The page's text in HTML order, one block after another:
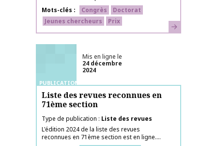
Mots-clés
Congrès
Doctorat
Jeunes chercheurs
Prix En savoir plus
PUBLICATIONS
Mis en ligne le
24 décembre
2024
Liste des revues reconnues en
71ème section
Type de publication
Liste des revues
L'édition 2024 de la liste des revues
reconnues en 71ème section est en ligne....